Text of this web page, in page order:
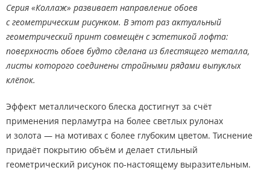
Серия «Коллаж» развивает направление обоев
с геометрическим рисунком. В этот раз актуальный
геометрический принт совмещён с эстетикой лофта:
поверхность обоев будто сделана из блестящего металла,
листы которого соединены стройными рядами выпуклых
клёпок.
Эффект металлического блеска достигнут за счёт
применения перламутра на более светлых рулонах
и золота — на мотивах с более глубоким цветом. Тиснение
придаёт покрытию объём и делает стильный
геометрический рисунок по-настоящему выразительным.